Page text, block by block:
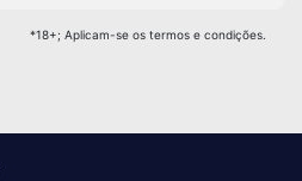
*18+; Aplicam-se os termos e condições.